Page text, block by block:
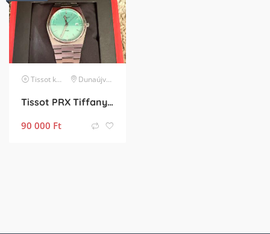
Tissot karóra Dunaújváros
Tissot PRX Tiffany Blue
90 000 Ft